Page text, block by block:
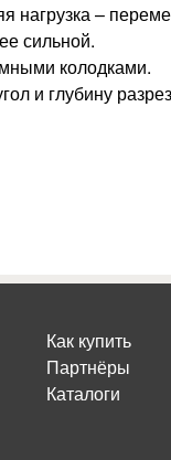
нагрузка –
сильной.
колодками.
и глубину
Как купить
Партнёры
Каталоги